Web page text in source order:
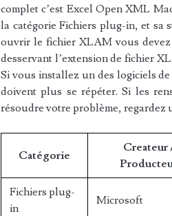
complet c’est Excel Open XML
la catégorie Fichiers plug-in, et sa
ouvrir le fichier XLAM vous devez
desservant l’extension de fichier
Si vous installez un des logiciels
doivent plus se répéter. Si les
résoudre votre problème, regardez
Catégorie
Createur
Fichiers plug-
in
Microsoft